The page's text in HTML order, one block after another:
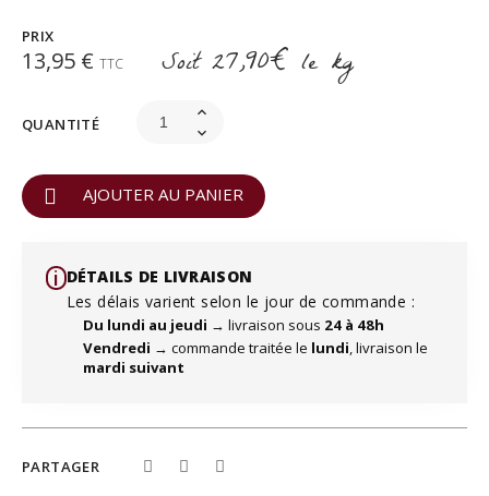
PRIX
13,95 € TTC Soit 27,90€ le kg
QUANTITÉ
AJOUTER AU PANIER
i️ DÉTAILS DE LIVRAISON
Les délais varient selon le jour de commande :
Du lundi au jeudi → livraison sous 24 à 48h
Vendredi → commande traitée le lundi , livraison le
mardi suivant
PARTAGER